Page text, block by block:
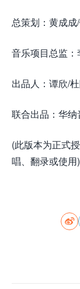
总策划：黄成
音乐项目总监
出品人：谭欣/
联合出品：华纳
(此版本为正式
唱、翻录或使用)
